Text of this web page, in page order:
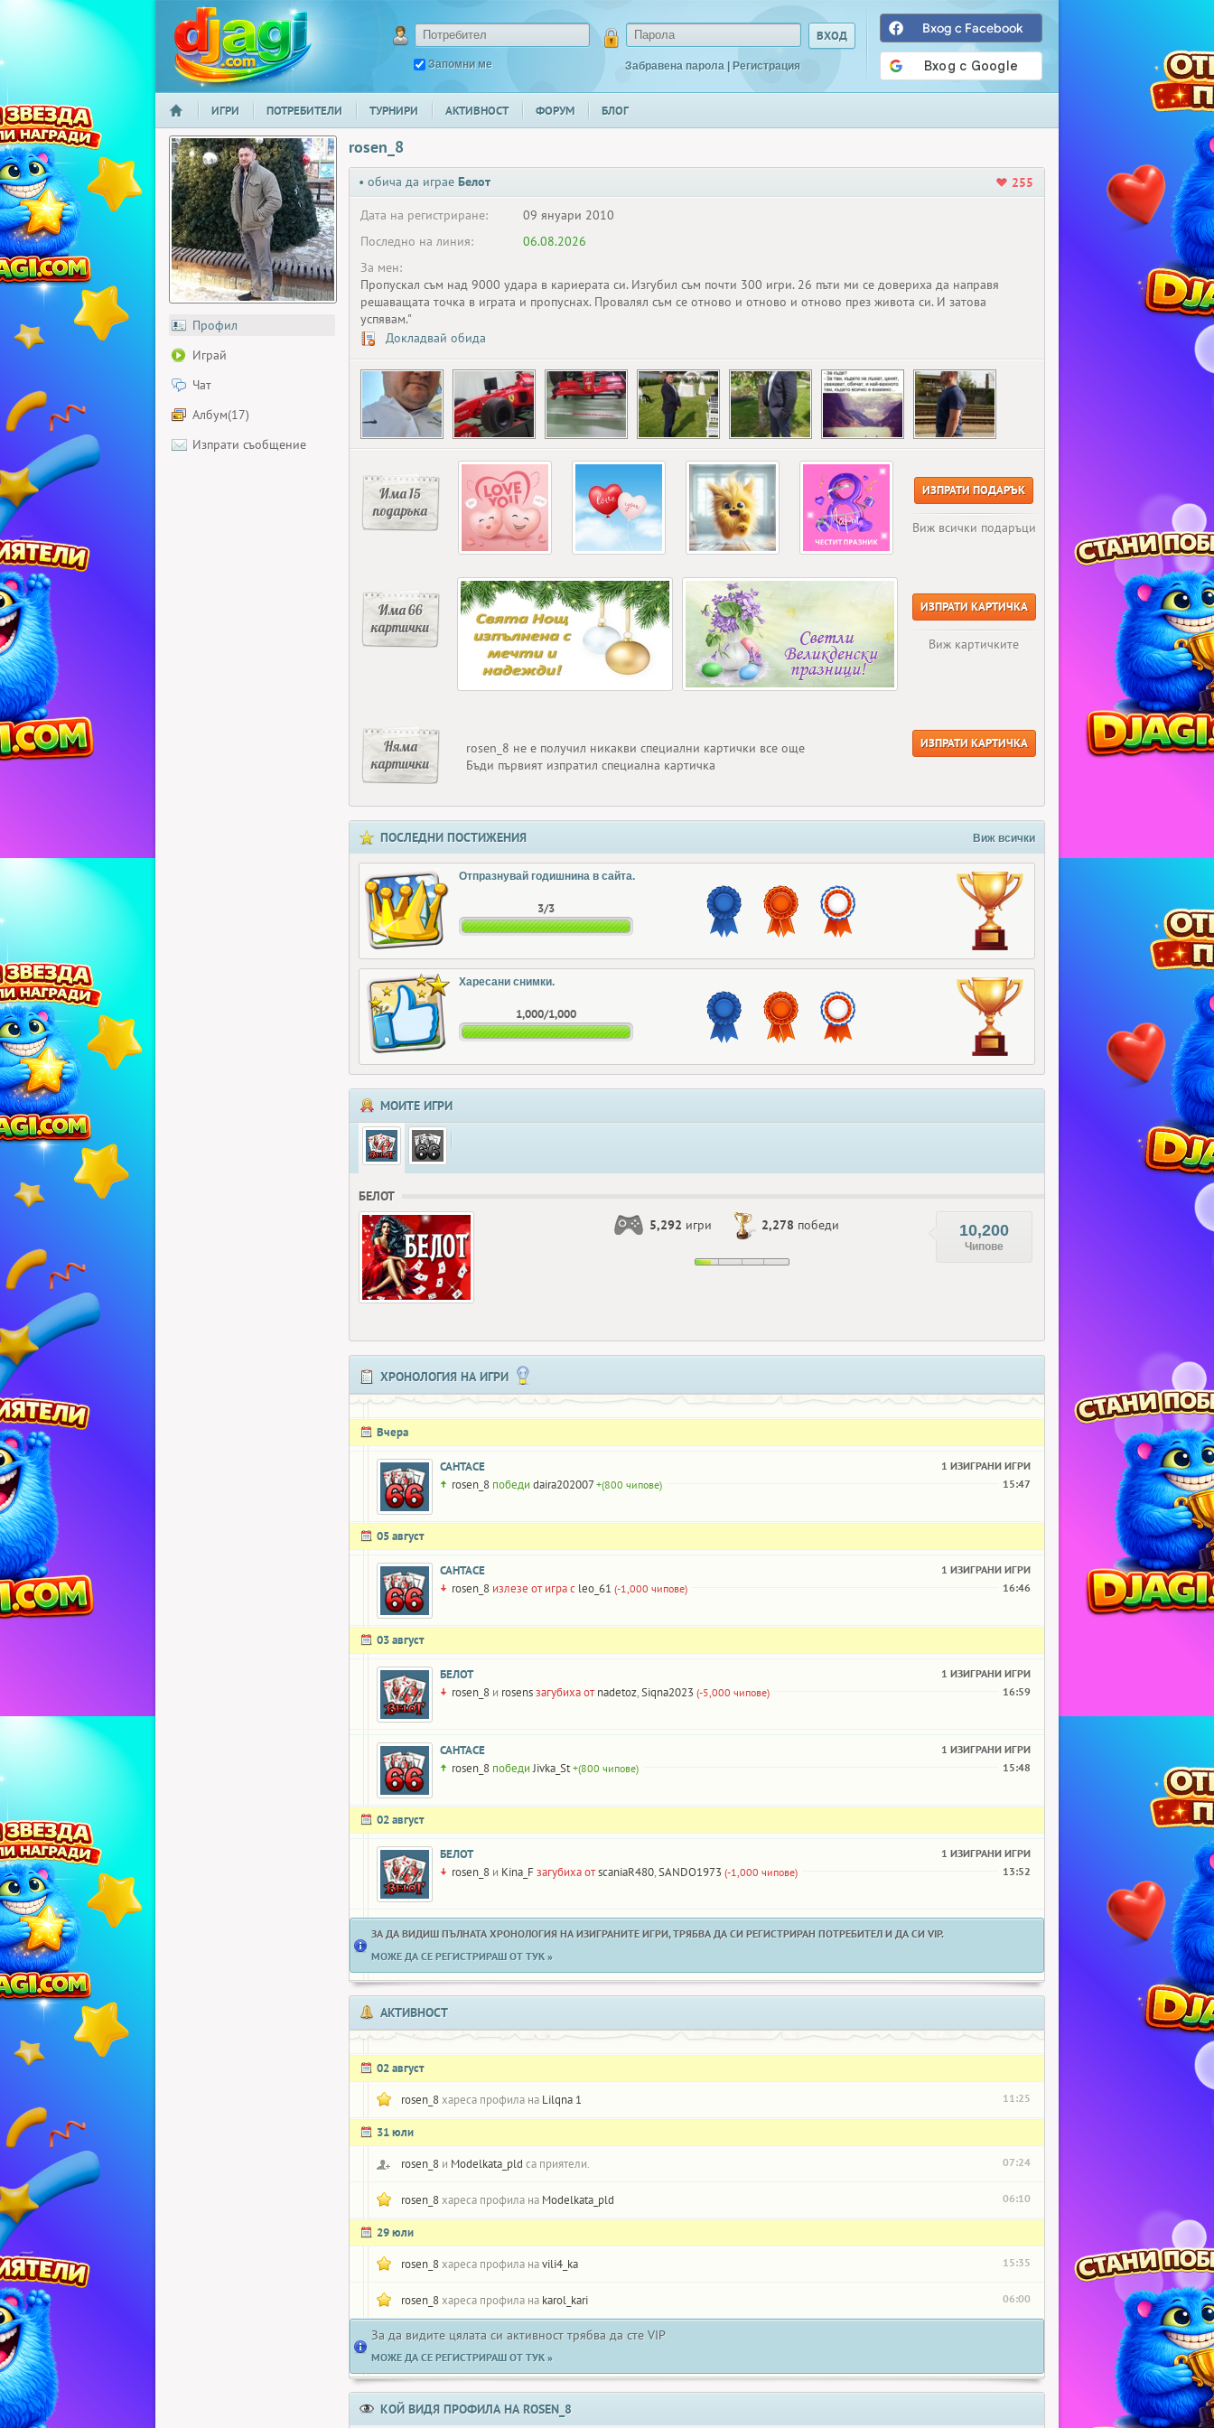
djagi.com
Запомни ме Забравена парола | Регистрация
Вход с Facebook
НАЧАЛО
ИГРИ ПОТРЕБИТЕЛИ ТУРНИРИ АКТИВНОСТ ФОРУМ БЛОГ
Профил
Играй
Чат
Албум(17)
Изпрати съобщение
rosen_8
• обича да играе Белот
255
Дата на регистриране:
09 януари 2010
Последно на линия:
06.08.2026
За мен:
Пропускал съм над 9000 удара в кариерата си. Изгубил съм почти 300 игри. 26 пъти ми се довериха да направя
решаващата точка в играта и пропуснах. Провалял съм се отново и отново и отново през живота си. И затова
успявам."
Докладвай обида
Има 15
подаръка
ИЗПРАТИ ПОДАРЪК
Виж всички подаръци
Има 66
картички
ИЗПРАТИ КАРТИЧКА
Виж картичките
Няма
картички
rosen_8 не е получил никакви специални картички все още
Бъди първият изпратил специална картичка
ИЗПРАТИ КАРТИЧКА
ПОСЛЕДНИ ПОСТИЖЕНИЯ Виж всички
Отпразнувай годишнина в сайта.
3/3
Харесани снимки.
1,000/1,000
МОИТЕ ИГРИ
БЕЛОТ
5,292 игри 2,278 победи 10,200
Чипове
ХРОНОЛОГИЯ НА ИГРИ
Вчера
САНТАСЕ 1 ИЗИГРАНИ ИГРИ
rosen_8 победи daira202007 +(800 чипове) 15:47
05 август
САНТАСЕ 1 ИЗИГРАНИ ИГРИ
rosen_8 излезе от игра с leo_61 (-1,000 чипове) 16:46
03 август
БЕЛОТ 1 ИЗИГРАНИ ИГРИ
rosen_8 и rosensзагубиха от nadetoz,Siqna2023 (-5,000 чипове) 16:59
САНТАСЕ 1 ИЗИГРАНИ ИГРИ
rosen_8 победи Jivka_St +(800 чипове) 15:48
02 август
БЕЛОТ 1 ИЗИГРАНИ ИГРИ
rosen_8 и Kina_F загубиха отscaniaR480,SANDO1973 (-1,000 чипове) 13:52
ЗА ДА ВИДИШ ПЪЛНАТА ХРОНОЛОГИЯ НА ИЗИГРАНИТЕ ИГРИ, ТРЯБВА ДА СИ РЕГИСТРИРАН ПОТРЕБИТЕЛ И ДА СИ VIP.
МОЖЕ ДА СЕ РЕГИСТРИРАШ ОТ ТУК »
АКТИВНОСТ
02 август
rosen_8хареса профила на Lilqna 1 11:25
31 юли
rosen_8 и Modelkata_pld са приятели. 07:24
rosen_8хареса профила на Modelkata_pld 06:10
29 юли
rosen_8хареса профила наvili4_ka 15:35
rosen_8хареса профила на karol_kari 06:00
За да видите цялата си активност трябва да сте VIP
МОЖЕ ДА СЕ РЕГИСТРИРАШ ОТ ТУК »
КОЙ ВИДЯ ПРОФИЛА НА ROSEN_8